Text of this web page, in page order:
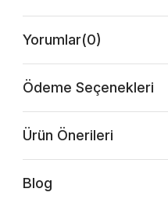
Yorumlar(0)
Ödeme Seçenekleri
Ürün Önerileri
Blog